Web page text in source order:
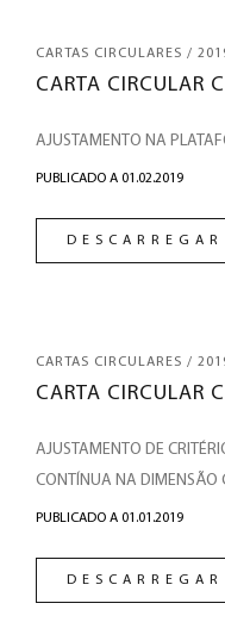
CARTAS CIRCULARES /
CARTA CIRCULAR
AJUSTAMENTO NA
PUBLICADO A 01.02.2019
CARTAS CIRCULARES /
CARTA CIRCULAR
AJUSTAMENTO DE
CONTÍNUA NA DIMENSÃO
PUBLICADO A 01.01.2019